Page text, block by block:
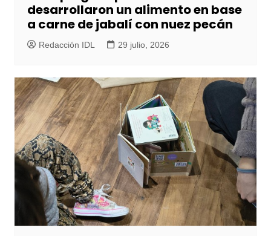
desarrollaron un alimento en base
a carne de jabalí con nuez pecán
Redacción IDL 29 julio, 2026